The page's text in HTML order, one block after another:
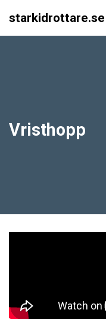
Main Navigation
starkidrottare.se
Vristhopp